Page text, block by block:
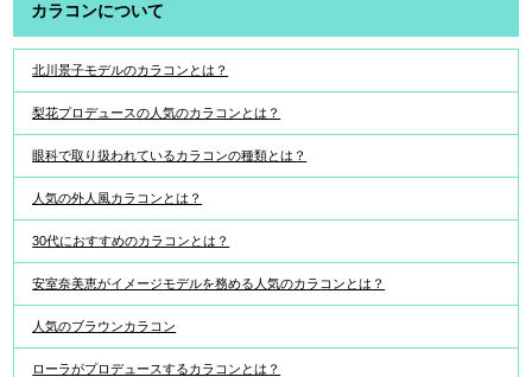
カラコンについて
北川景子モデルのカラコンとは？
梨花プロデュースの人気のカラコンとは？
眼科で取り扱われているカラコンの種類とは？
人気の外人風カラコンとは？
30代におすすめのカラコンとは？
安室奈美恵がイメージモデルを務める人気のカラコンとは？
人気のブラウンカラコン
ローラがプロデュースするカラコンとは？